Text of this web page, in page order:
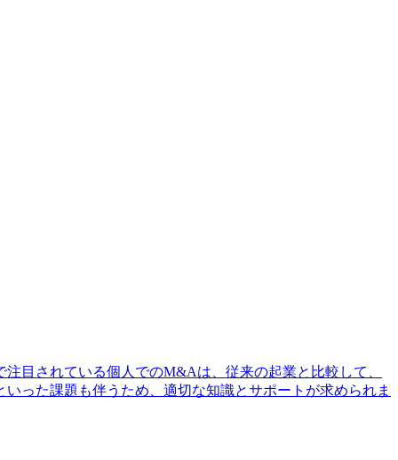
目されている個人でのM&Aは、従来の起業と比較して、
った課題も伴うため、適切な知識とサポートが求められま